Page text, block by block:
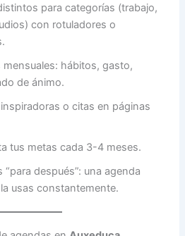
para categorías (trabajo,
con rotuladores o
mensuales: hábitos, gasto,
de ánimo.
o citas en páginas
tus metas cada 3-4 meses.
“para después”: una agenda
usas constantemente.